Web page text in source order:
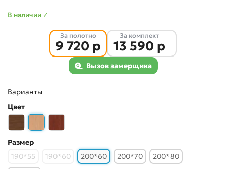
В наличии ✓
За полотно
9 720 р
За комплект
13 590 р
Вызов замерщика
Варианты
Цвет
Размер
190*55
190*60 200*60 200*70
200*80